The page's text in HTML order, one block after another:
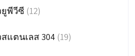
ยูพีวีซี (12)
สแตนเลส 304 (19)